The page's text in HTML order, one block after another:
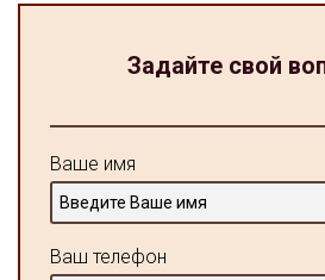
Задайте свой
Ваше имя
Ваш телефон